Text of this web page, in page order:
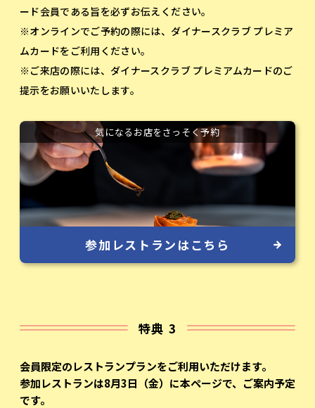
ード会員である旨を必ずお伝えください。
※オンラインでご予約の際には、ダイナースクラブ プレミア
ムカードをご利用ください。
※ご来店の際には、ダイナースクラブ プレミアムカードのご
提示をお願いいたします。
気になるお店をさっそく予約
参加レストランはこちら
特典 3
会員限定のレストランプランをご利用いただけます。
参加レストランは8月3日（金）に本ページで、 ご案内予定
です。